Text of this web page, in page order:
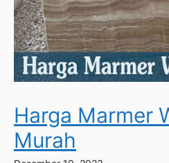
Harga Marmer
Murah